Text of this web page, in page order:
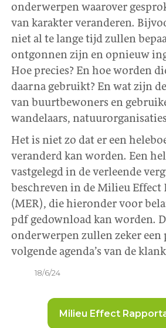
onderwerpen waarover
van karakter veranderen.
niet al te lange tijd zullen
ontgonnen zijn en opnieuw
Hoe precies? En hoe worden
daarna gebruikt? En wat zijn
van buurtbewoners en
wandelaars,
Het is niet zo dat er een
veranderd kan worden. Een
vastgelegd in de verleende
beschreven in de Milieu Effect
(MER), die hieronder voor
pdf gedownload kan worden.
onderwerpen zullen zeker een
volgende agenda’s van de
18/6/24
Milieu Effect